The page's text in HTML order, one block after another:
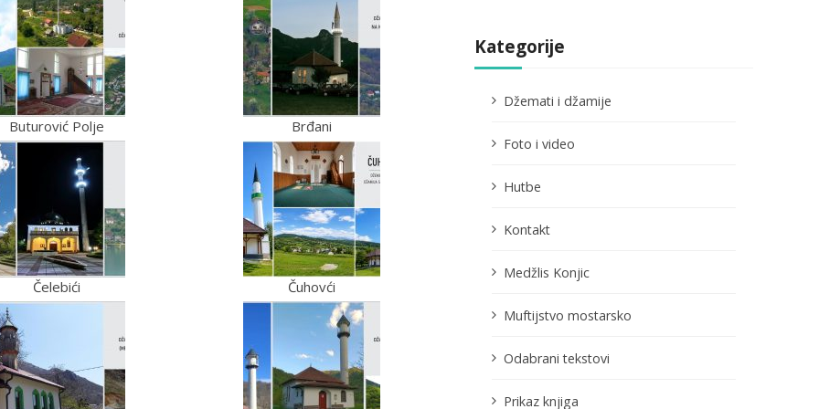
Buturović Polje Brđani
Čelebići Čuhovći
Kategorije
Džemati i džamije
Foto i video
Hutbe
Kontakt
Medžlis Konjic
Muftijstvo mostarsko
Odabrani tekstovi
Prikaz knjiga